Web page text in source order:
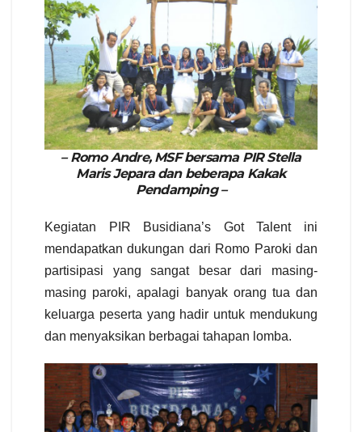
– Romo Andre, MSF bersama PIR Stella
Maris Jepara dan beberapa Kakak
Pendamping –
Kegiatan PIR Busidiana’s Got Talent ini
mendapatkan dukungan dari Romo Paroki dan
partisipasi yang sangat besar dari masing-
masing paroki, apalagi banyak orang tua dan
keluarga peserta yang hadir untuk mendukung
dan menyaksikan berbagai tahapan lomba.